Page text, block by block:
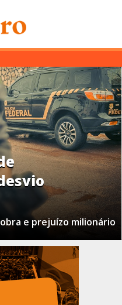
e prejuízo milionário